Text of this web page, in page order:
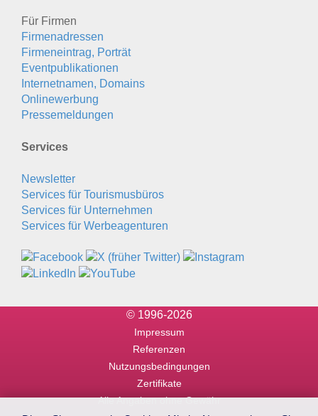
Für Firmen
Firmenadressen
Firmeneintrag, Porträt
Eventpublikationen
Internetnamen, Domains
Onlinewerbung
Pressemeldungen
Services
Newsletter
Services für Tourismusbüros
Services für Unternehmen
Services für Werbeagenturen
© 1996-2026
Impressum
Referenzen
Nutzungsbedingungen
Zertifikate
Alle Angaben ohne Gewähr